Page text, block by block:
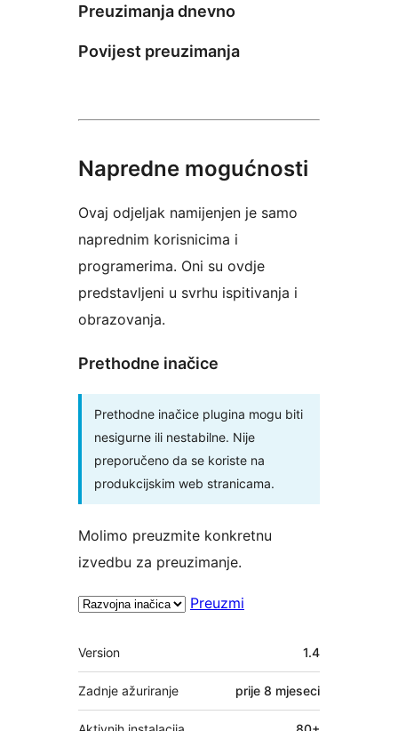
Preuzimanja dnevno
Povijest preuzimanja
Napredne mogućnosti
Ovaj odjeljak namijenjen je samo
naprednim korisnicima i
programerima. Oni su ovdje
predstavljeni u svrhu ispitivanja i
obrazovanja.
Prethodne inačice
Prethodne inačice plugina mogu biti
nesigurne ili nestabilne. Nije
preporučeno da se koriste na
produkcijskim web stranicama.
Molimo preuzmite konkretnu
izvedbu za preuzimanje.
Preuzmi
Meta
Version 1.4
Zadnje ažuriranje prije 8 mjeseci